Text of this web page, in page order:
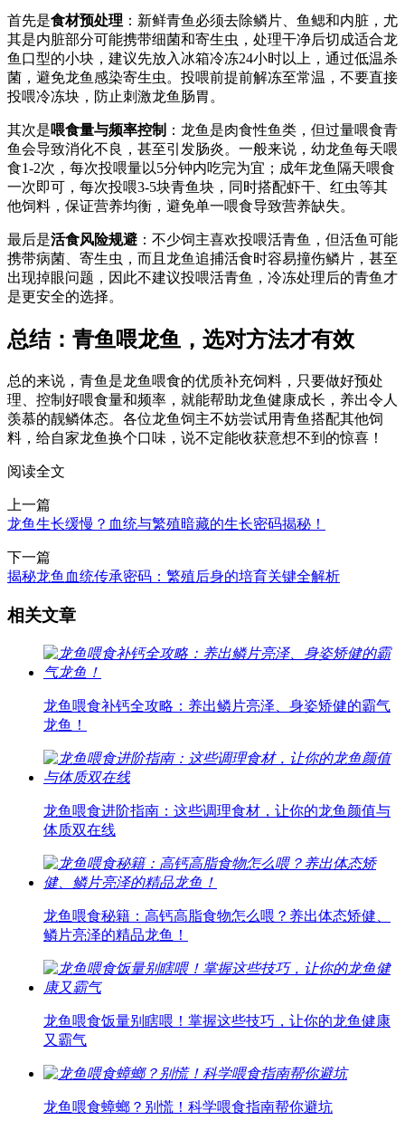
首先是食材预处理 ：新鲜青鱼必须去除鳞片、鱼鳃和内脏，尤
其是内脏部分可能携带细菌和寄生虫，处理干净后切成适合龙
鱼口型的小块，建议先放入冰箱冷冻24小时以上，通过低温杀
菌，避免龙鱼感染寄生虫。投喂前提前解冻至常温，不要直接
投喂冷冻块，防止刺激龙鱼肠胃。
其次是喂食量与频率控制 ：龙鱼是肉食性鱼类，但过量喂食青
鱼会导致消化不良，甚至引发肠炎。一般来说，幼龙鱼每天喂
食1-2次，每次投喂量以5分钟内吃完为宜；成年龙鱼隔天喂食
一次即可，每次投喂3-5块青鱼块，同时搭配虾干、红虫等其
他饲料，保证营养均衡，避免单一喂食导致营养缺失。
最后是活食风险规避 ：不少饲主喜欢投喂活青鱼，但活鱼可能
携带病菌、寄生虫，而且龙鱼追捕活食时容易撞伤鳞片，甚至
出现掉眼问题，因此不建议投喂活青鱼，冷冻处理后的青鱼才
是更安全的选择。
总结：青鱼喂龙鱼，选对方法才有效
总的来说，青鱼是龙鱼喂食的优质补充饲料，只要做好预处
理、控制好喂食量和频率，就能帮助龙鱼健康成长，养出令人
羡慕的靓鳞体态。各位龙鱼饲主不妨尝试用青鱼搭配其他饲
料，给自家龙鱼换个口味，说不定能收获意想不到的惊喜！
阅读全文
上一篇
龙鱼生长缓慢？血统与繁殖暗藏的生长密码揭秘！
下一篇
揭秘龙鱼血统传承密码：繁殖后身的培育关键全解析
相关文章
龙鱼喂食补钙全攻略：养出鳞片亮泽、身姿矫健的霸气
龙鱼！
龙鱼喂食进阶指南：这些调理食材，让你的龙鱼颜值与
体质双在线
龙鱼喂食秘籍：高钙高脂食物怎么喂？养出体态矫健、
鳞片亮泽的精品龙鱼！
龙鱼喂食饭量别瞎喂！掌握这些技巧，让你的龙鱼健康
又霸气
龙鱼喂食蟑螂？别慌！科学喂食指南帮你避坑